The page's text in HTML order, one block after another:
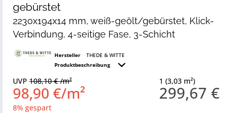
gebürstet
2230x194x14 mm, weiß-geölt/gebürstet, Klick-
Verbindung, 4-seitige Fase, 3-Schicht
Hersteller
THEDE & WITTE
Produktbeschreibung
1 (3,03 m²)
299,67 €
UVP 108,10 € /m²
98,90 €/m²
8% gespart